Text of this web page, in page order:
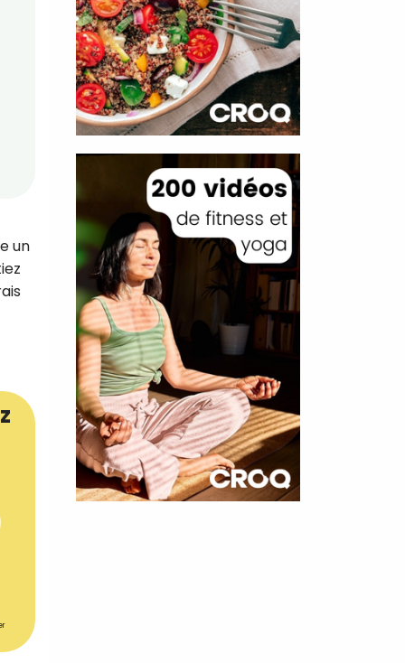
un
de